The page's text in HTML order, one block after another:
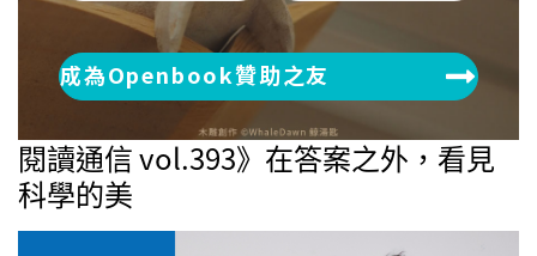
成為Openbook贊助之友
閱讀通信 vol.393》在答案之外，看見
科學的美